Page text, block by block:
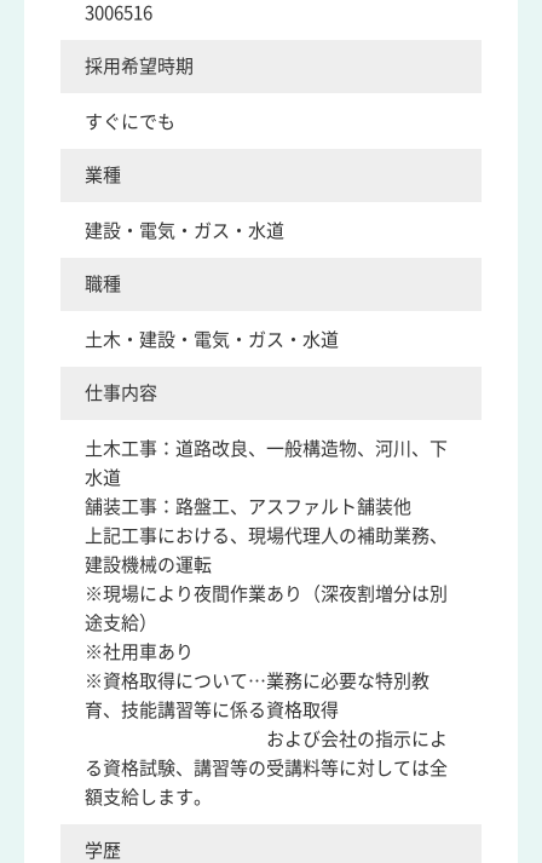
3006516
採用希望時期
すぐにでも
業種
建設・電気・ガス・水道
職種
土木・建設・電気・ガス・水道
仕事内容
土木工事：道路改良、一般構造物、河川、下
水道
舗装工事：路盤工、アスファルト舗装他
上記工事における、現場代理人の補助業務、
建設機械の運転
※現場により夜間作業あり（深夜割増分は別
途支給）
※社用車あり
※資格取得について…業務に必要な特別教
育、技能講習等に係る資格取得
および会社の指示によ
る資格試験、講習等の受講料等に対しては全
額支給します。
学歴